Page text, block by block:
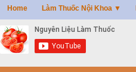
Home Làm Thuốc Nội Khoa ▼